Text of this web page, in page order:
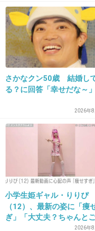
まぁこういうタイ
けど
2件の返信
不倫って一種の殺
人の心を殺すもんね
犯罪として扱って
2019/11/06(水) 17:44:05
れ本人幸せなの？」
さかなクン50歳 結婚し
る？に回答「幸せだな～」
2026年8
小学生姫ギャル・りりぴ
（12）、最新の姿に「痩
ぎ」「大丈夫？ちゃんと
食べてね」など心配の声
2026年8